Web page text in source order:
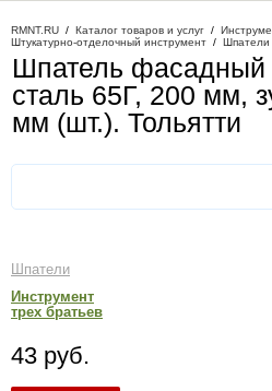
RMNT.RU / Каталог товаров и услуг /
Штукатурно-отделочный инструмент / Шпатели
Шпатель фасадный
сталь 65Г, 200 мм,
мм (шт.). Тольятти
Шпатели
Инструмент
трех братьев
43 руб.